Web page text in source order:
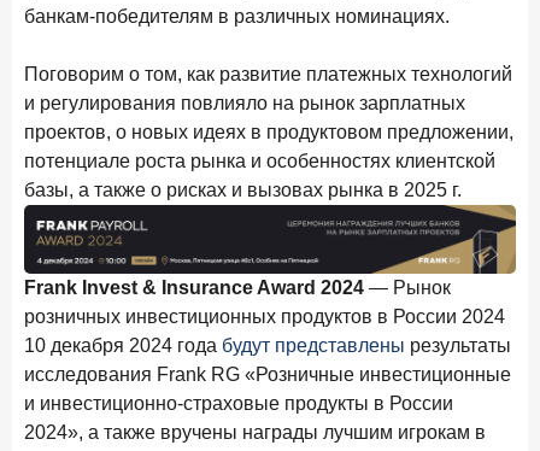
банкам-победителям в различных номинациях.
Поговорим о том, как развитие платежных технологий
и регулирования повлияло на рынок зарплатных
проектов, о новых идеях в продуктовом предложении,
потенциале роста рынка и особенностях клиентской
базы, а также о рисках и вызовах рынка в 2025 г.
Frank Invest & Insurance Award 2024 — Рынок
розничных инвестиционных продуктов в России 2024
10 декабря 2024 года будут представлены результаты
исследования Frank RG «Розничные инвестиционные
и инвестиционно-страховые продукты в России
2024», а также вручены награды лучшим игрокам в